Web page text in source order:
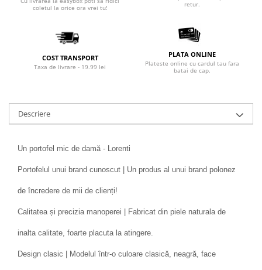
coletul la orice ora vrei tu!
retur.
COST TRANSPORT
Taxa de livrare - 19.99 lei
PLATA ONLINE
Plateste online cu cardul tau fara
batai de cap.
Descriere
Un portofel mic de damă - Lorenti
Portofelul unui brand cunoscut | Un produs al unui brand polonez
de încredere de mii de clienți!
Calitatea și precizia manoperei | Fabricat din piele naturala de
inalta calitate, foarte placuta la atingere.
Design clasic | Modelul într-o culoare clasică, neagră, face